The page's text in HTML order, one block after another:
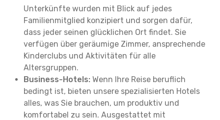
Unterkünfte wurden mit Blick auf jedes
Familienmitglied konzipiert und sorgen dafür,
dass jeder seinen glücklichen Ort findet. Sie
verfügen über geräumige Zimmer, ansprechende
Kinderclubs und Aktivitäten für alle
Altersgruppen.
Business-Hotels: Wenn Ihre Reise beruflich
bedingt ist, bieten unsere spezialisierten Hotels
alles, was Sie brauchen, um produktiv und
komfortabel zu sein. Ausgestattet mit